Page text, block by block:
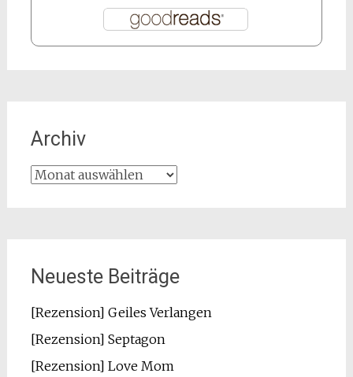
Archiv
Archiv
Neueste Beiträge
[Rezension] Geiles Verlangen
[Rezension] Septagon
[Rezension] Love Mom